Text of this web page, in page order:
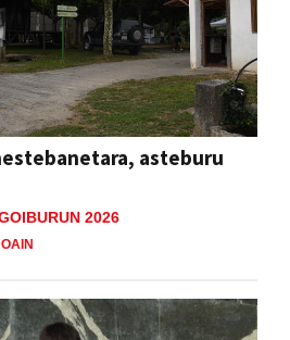
asteburu
2026